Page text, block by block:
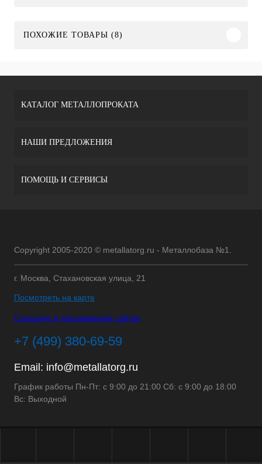
ПОХОЖИЕ ТОВАРЫ (8)
КАТАЛОГ МЕТАЛЛОПРОКАТА
НАШИ ПРЕДЛОЖЕНИЯ
ПОМОЩЬ И СЕРВИСЫ
Copyright 2005-2020 © metallatorg.ru - Металлобаза №1.
г. Москва, Стахановская улица, 21
Посмотреть на карте
Создание и продвижение сайтов
+7 (499) 380-69-59
Email: info@metallatorg.ru
График работы Пн-Пт: с 9:00 до 21:00 Сб: с 9:00 до 18:00
Вс: Выходной